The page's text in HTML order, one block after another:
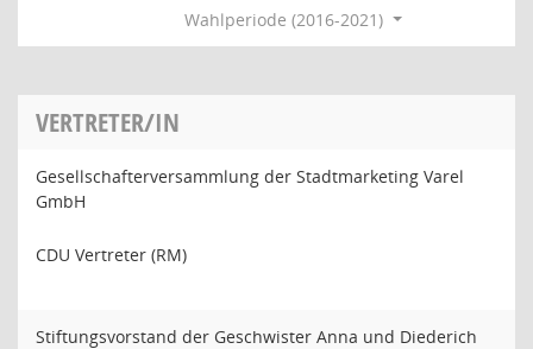
Wahlperiode (2016-2021)
VERTRETER/IN
Gesellschafterversammlung der Stadtmarketing Varel
GmbH
CDU Vertreter (RM)
Stiftungsvorstand der Geschwister Anna und Diederich